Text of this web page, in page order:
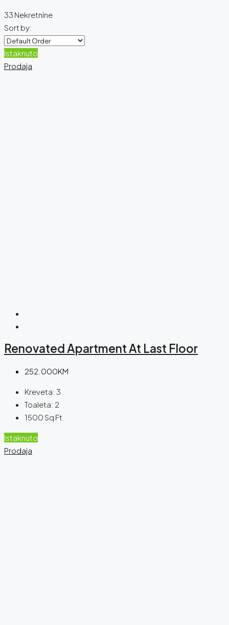
33 Nekretnine
Sort by:
Istaknuto
Prodaja
Renovated Apartment At Last Floor
252.000KM
Kreveta: 3
Toaleta: 2
1500Sq Ft
Istaknuto
Prodaja